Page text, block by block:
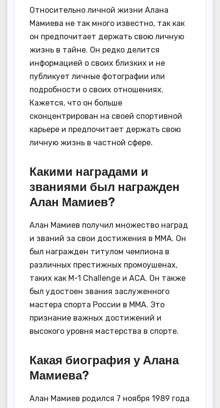
Относительно личной жизни Алана
Мамиева не так много известно, так как
он предпочитает держать свою личную
жизнь в тайне. Он редко делится
информацией о своих близких и не
публикует личные фотографии или
подробности о своих отношениях.
Кажется, что он больше
сконцентрирован на своей спортивной
карьере и предпочитает держать свою
личную жизнь в частной сфере.
Какими наградами и
званиями был награжден
Алан Мамиев?
Алан Мамиев получил множество наград
и званий за свои достижения в MMA. Он
был награжден титулом чемпиона в
различных престижных промоушенах,
таких как M-1 Challenge и ACA. Он также
был удостоен звания заслуженного
мастера спорта России в ММА. Это
признание важных достижений и
высокого уровня мастерства в спорте.
Какая биография у Алана
Мамиева?
Алан Мамиев родился 7 ноября 1989 года